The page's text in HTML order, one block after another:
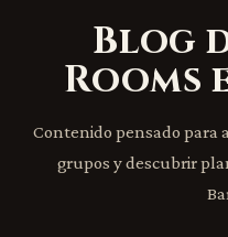
Blog
Rooms
Contenido pensado para
grupos y descubrir